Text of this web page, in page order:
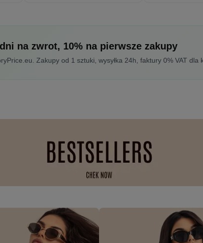
na zwrot, 10% na pierwsze zakupy
Zakupy od 1 sztuki, wysyłka 24h, faktury 0% VAT dla